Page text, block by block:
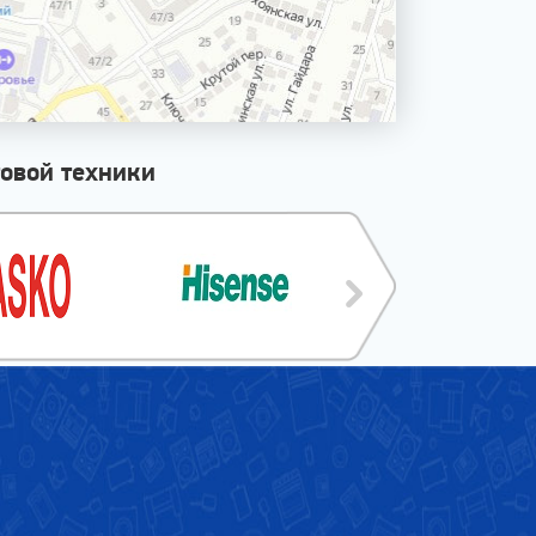
техники